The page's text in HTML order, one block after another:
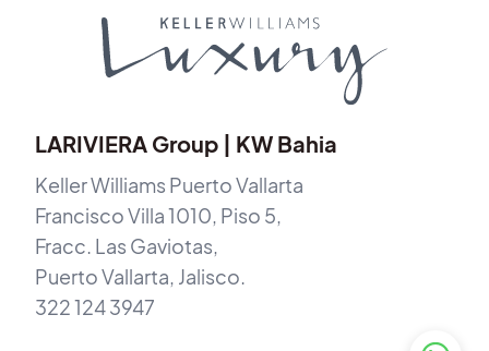
LARIVIERA Group | KW Bahia
Keller Williams Puerto Vallarta
Francisco Villa 1010, Piso 5,
Fracc. Las Gaviotas,
Puerto Vallarta, Jalisco.
322 124 3947